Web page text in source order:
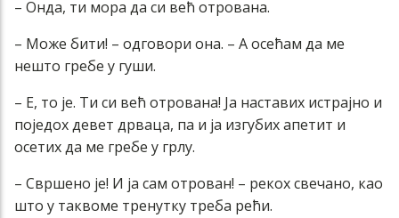
– Онда, ти мора да си већ отрована.
– Може бити! – одговори она. – А осећам да ме
нешто гребе у гуши.
– Е, то је. Ти си већ отрована! Ја наставих истрајно и
поједох девет дрваца, па и ја изгубих апетит и
осетих да ме гребе у грлу.
– Свршено је! И ја сам отрован! – рекох свечано, као
што у таквоме тренутку треба рећи.